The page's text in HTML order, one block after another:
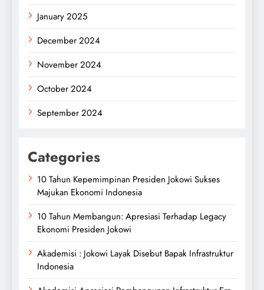
January 2025
December 2024
November 2024
October 2024
September 2024
Categories
10 Tahun Kepemimpinan Presiden Jokowi Sukses
Majukan Ekonomi Indonesia
10 Tahun Membangun: Apresiasi Terhadap Legacy
Ekonomi Presiden Jokowi
Akademisi : Jokowi Layak Disebut Bapak Infrastruktur
Indonesia